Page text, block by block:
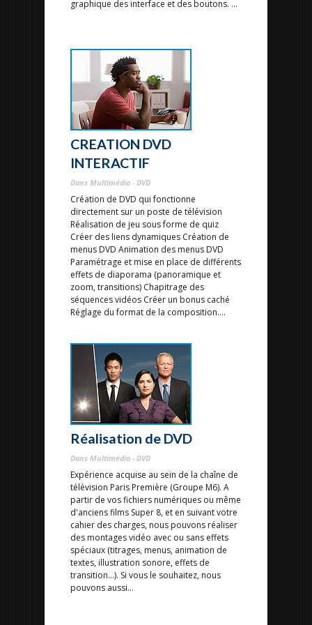
graphique des interface et des boutons. ...
CREATION DVD
INTERACTIF
Dans Multimédia - DVD
Création de DVD qui fonctionne
directement sur un poste de télévision
Réalisation de jeu sous forme de quiz
Créer des liens dynamiques Création de
menus DVD Animation des menus DVD
Paramétrage et mise en place de différents
effets de diaporama (panoramique et
zoom, transitions) Chapitrage des
séquences vidéos Créer un bonus caché
Réglage du format de la composition....
Réalisation de DVD
Dans Multimédia - DVD
Expérience acquise au sein de la chaîne de
télévision Paris Première (Groupe M6). A
partir de vos fichiers numériques ou même
d'anciens films Super 8, et en suivant votre
cahier des charges, nous pouvons réaliser
des montages vidéo avec ou sans effets
spéciaux (titrages, menus, animation de
textes, illustration sonore, effets de
transition...). Si vous le souhaitez, nous
pouvons aussi...